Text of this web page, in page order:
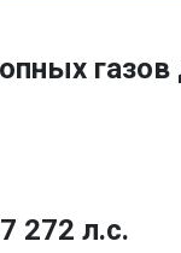
газов
272 л.с.